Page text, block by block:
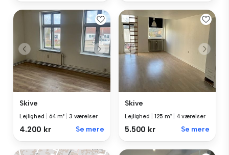
Skive
Lejlighed 64 m² 3 værelser
4.200 kr Se mere
Skive
Lejlighed 125 m² 4 værelser
5.500 kr Se mere